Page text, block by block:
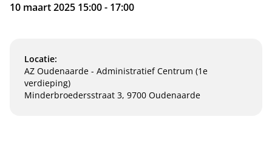
10 maart 2025 15:00 - 17:00
Locatie:
AZ Oudenaarde - Administratief Centrum (1e
verdieping)
Minderbroedersstraat 3, 9700 Oudenaarde